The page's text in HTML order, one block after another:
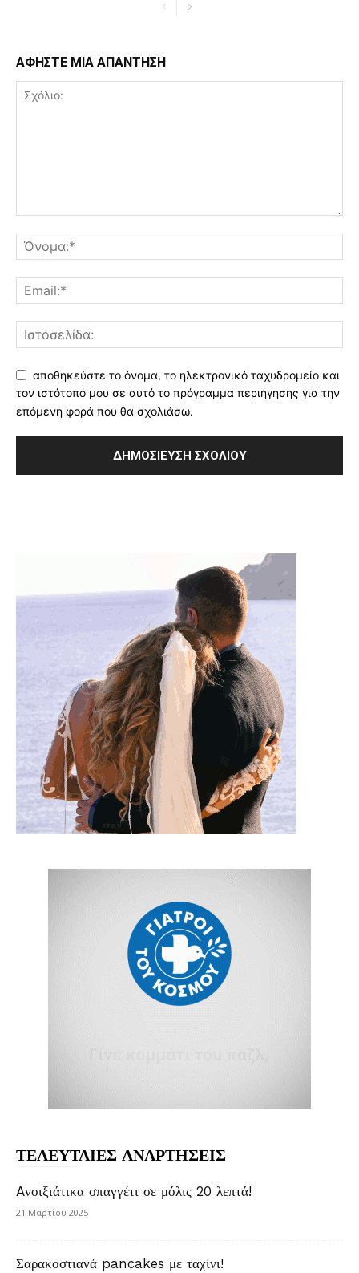
ΑΦΗΣΤΕ ΜΙΑ ΑΠΑΝΤΗΣΗ
αποθηκεύστε το όνομα, το ηλεκτρονικό ταχυδρομείο και
τον ιστότοπό μου σε αυτό το πρόγραμμα περιήγησης για την
επόμενη φορά που θα σχολιάσω.
ΤΕΛΕΥΤΑΙΕΣ ΑΝΑΡΤΗΣΕΙΣ
Aνοιξιάτικα σπαγγέτι σε μόλις 20 λεπτά!
21 Μαρτίου 2025
Σαρακοστιανά pancakes με ταχίνι!